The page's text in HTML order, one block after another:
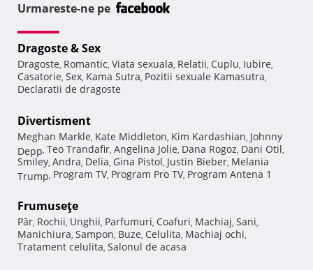
Urmareste-ne pe
Dragoste & Sex
Dragoste, Romantic, Viata sexuala, Relatii, Cuplu, Iubire,
Casatorie, Sex, Kama Sutra, Pozitii sexuale Kamasutra,
Declaratii de dragoste
Divertisment
Meghan Markle, Kate Middleton, Kim Kardashian, Johnny
Depp, Teo Trandafir, Angelina Jolie, Dana Rogoz, Dani Otil,
Smiley, Andra, Delia, Gina Pistol, Justin Bieber, Melania
Trump, Program TV, Program Pro TV, Program Antena 1
Frumuseţe
Păr, Rochii, Unghii, Parfumuri, Coafuri, Machiaj, Sani,
Manichiura, Sampon, Buze, Celulita, Machiaj ochi,
Tratament celulita, Salonul de acasa